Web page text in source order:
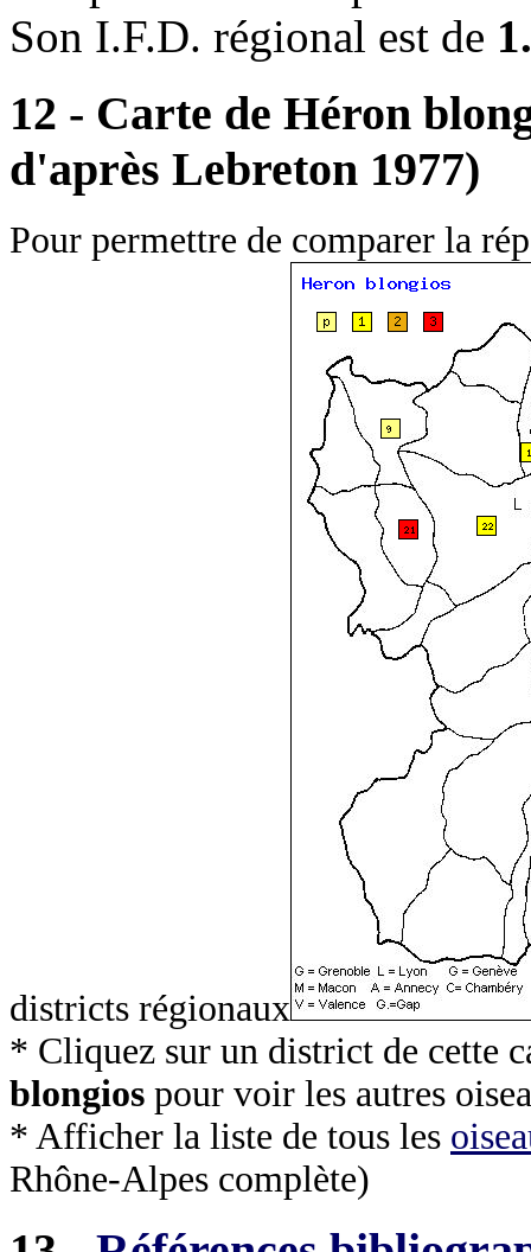
Son I.F.D. régional est de
12 - Carte de Héron
d'après Lebreton 1977)
Pour permettre de comparer la
districts régionaux
* Cliquez sur un district de cette
blongios pour voir les autres
* Afficher la liste de tous les
Rhône-Alpes complète)